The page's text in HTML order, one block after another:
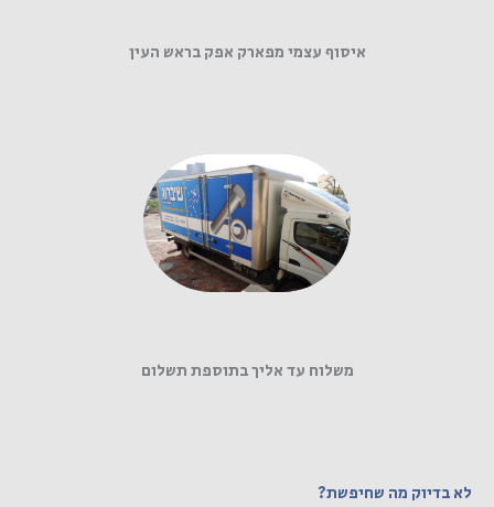
איסוף עצמי מפארק אפק בראש העין
משלוח עד אליך בתוספת תשלום
לא בדיוק מה שחיפשת?